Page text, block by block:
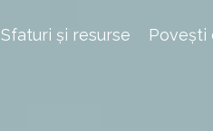
Sfaturi și resurse Povești